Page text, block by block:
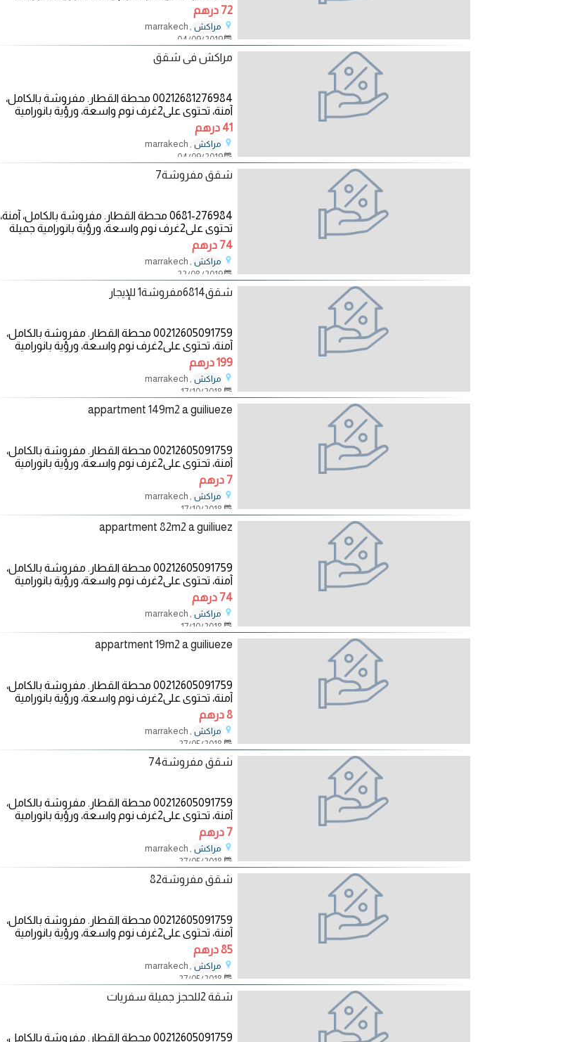
جميلة على
72 درهم
مراكش , marrakech
04/09/2019
مراكش فى شقق
00212681276984 محطة القطار. مفروشة بالكامل،
آمنة، تحتوي على2غرف نوم واسعة، ورؤية بانورامية
جميلة على
41 درهم
مراكش , marrakech
04/09/2019
شقق مفروشة7
0681-276984 محطة القطار. مفروشة بالكامل، آمنة،
تحتوي على2غرف نوم واسعة، ورؤية بانورامية جميلة
على
74 درهم
مراكش , marrakech
22/08/2019
شقق6814مفروشة1 للإيجار
00212605091759 محطة القطار. مفروشة بالكامل،
آمنة، تحتوي على2غرف نوم واسعة، ورؤية بانورامية
جميلة على
199 درهم
مراكش , marrakech
appartment 149m2 a guiliueze
00212605091759 محطة القطار. مفروشة بالكامل،
آمنة، تحتوي على2غرف نوم واسعة، ورؤية بانورامية
جميلة على
7 درهم
مراكش , marrakech
appartment 82m2 a guiliuez
00212605091759 محطة القطار. مفروشة بالكامل،
آمنة، تحتوي على2غرف نوم واسعة، ورؤية بانورامية
جميلة على
74 درهم
مراكش , marrakech
appartment 19m2 a guiliueze
00212605091759 محطة القطار. مفروشة بالكامل،
آمنة، تحتوي على2غرف نوم واسعة، ورؤية بانورامية
جميلة على
8 درهم
مراكش , marrakech
شقق مفروشة74
00212605091759 محطة القطار. مفروشة بالكامل،
آمنة، تحتوي على2غرف نوم واسعة، ورؤية بانورامية
جميلة على
7 درهم
مراكش , marrakech
شقق مفروشة82
00212605091759 محطة القطار. مفروشة بالكامل،
آمنة، تحتوي على2غرف نوم واسعة، ورؤية بانورامية
جميلة على
85 درهم
مراكش , marrakech
شقة 2للحجز جميلة سفريات
00212605091759 محطة القطار. مفروشة بالكامل،